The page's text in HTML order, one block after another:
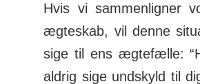
Hvis vi sammen­ligner
ægte­skab, vil denne
sige til ens ægte­fælle:
aldrig sige und­skyld til